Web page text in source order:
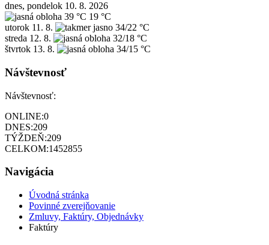
dnes, pondelok 10. 8. 2026
39 °C 19 °C
utorok 11. 8.
34/22 °C
streda 12. 8.
32/18 °C
štvrtok 13. 8. 34/15 °C
Návštevnosť
Návštevnosť:
ONLINE:0
DNES:209
TÝŽDEŇ:209
CELKOM:1452855
Navigácia
Úvodná stránka
Povinné zverejňovanie
Zmluvy, Faktúry, Objednávky
Faktúry